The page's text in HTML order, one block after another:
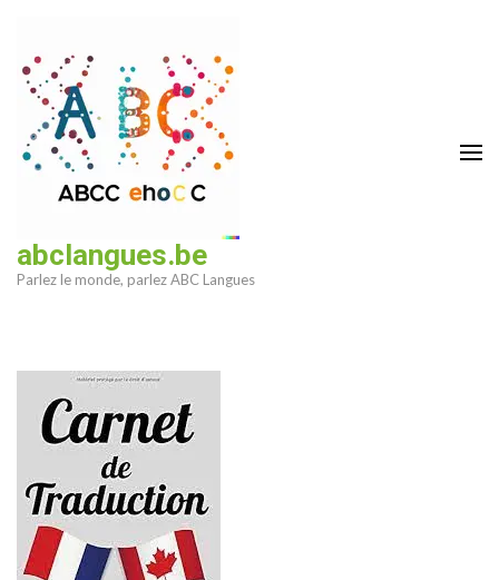
contenu
(Pressez
Entrée)
abclangues.be
Parlez le monde, parlez ABC Langues